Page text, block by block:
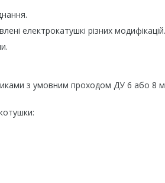
електрокатушкі різних модифікацій.
з умовним проходом ДУ 6 або 8